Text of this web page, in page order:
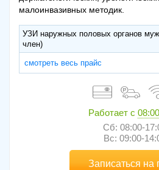
малоинвазивных методик.
УЗИ наружных половых органов
член)
смотреть весь прайс
Работает с
Сб: 08:00-
Вс: 09:00-
Записаться на